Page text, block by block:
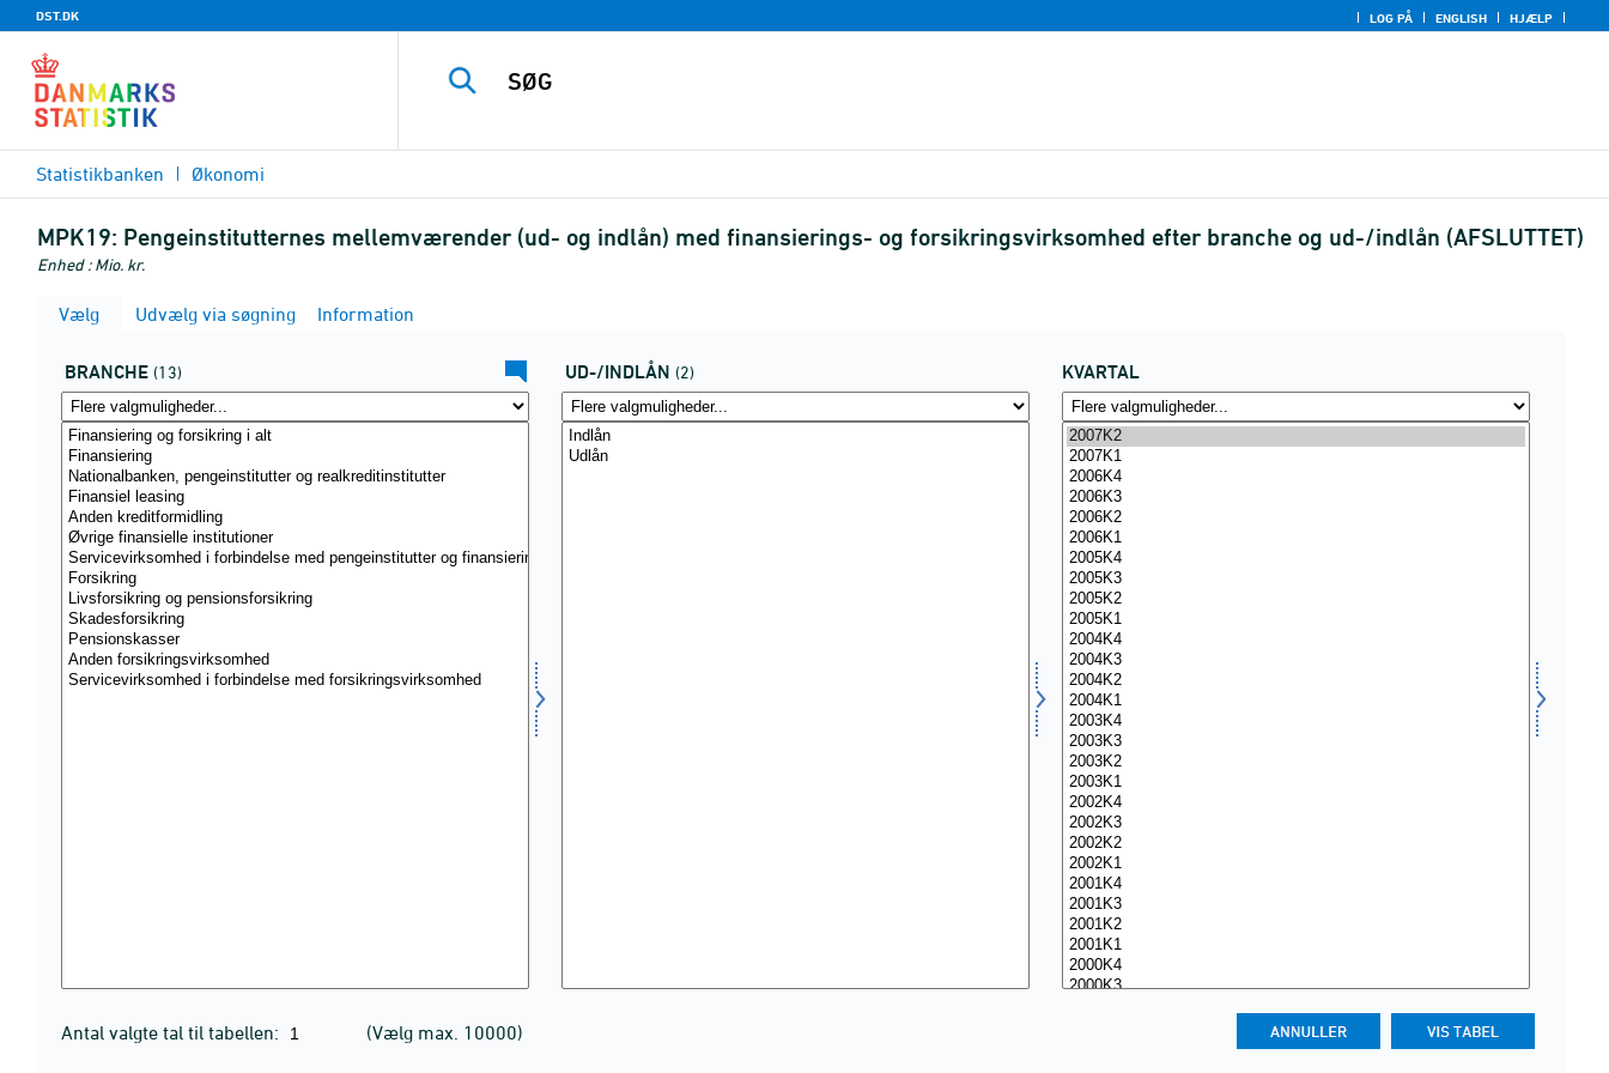
DST.DK LOG PÅ ENGLISH HJÆLP
Statistikbanken Økonomi
MPK19: Pengeinstitutternes mellemværender (ud- og indlån) med finansierings- og forsikringsvirksomhed efter branche og ud-/indlån (AFSLUTTET)
Enhed : Mio. kr.
Vælg Udvælg via søgning Information
BRANCHE (13) UD-/INDLÅN (2) KVARTAL
Antal valgte tal til tabellen: (Vælg max. 10000)